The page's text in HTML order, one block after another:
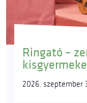
Ringató –
2026. szeptember